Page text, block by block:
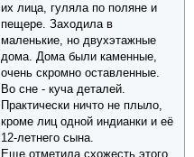
их лица, гуляла по поляне и
пещере. Заходила в
маленькие, но двухэтажные
дома. Дома были каменные,
очень скромно оставленные.
Во сне - куча деталей.
Практически ничто не плыло,
кроме лиц одной индианки и её
12-летнего сына.
Еще отметила схожесть этого